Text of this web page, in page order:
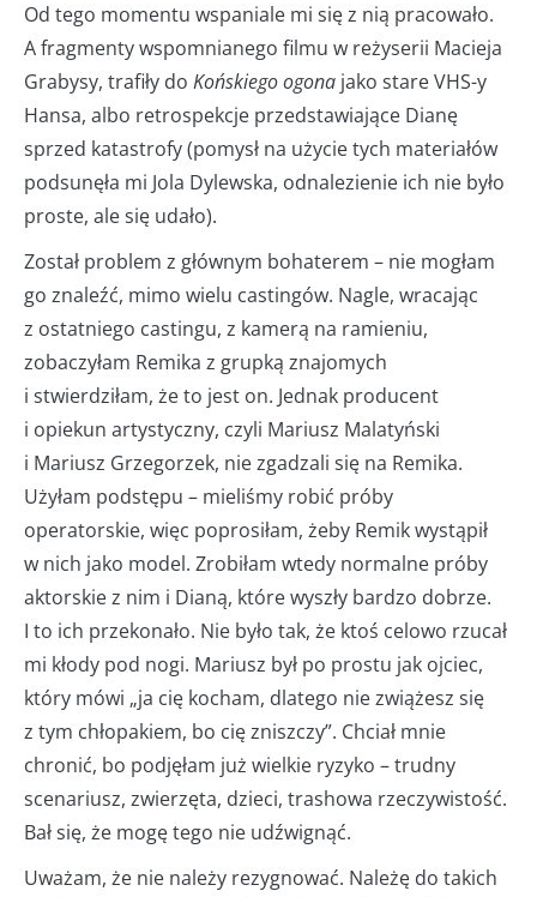
Od tego momentu wspaniale mi się z nią pracowało.
A fragmenty wspomnianego filmu w reżyserii Macieja
Grabysy, trafiły do Końskiego ogona jako stare VHS-y
Hansa, albo retrospekcje przedstawiające Dianę
sprzed katastrofy (pomysł na użycie tych materiałów
podsunęła mi Jola Dylewska, odnalezienie ich nie było
proste, ale się udało).
Został problem z głównym bohaterem – nie mogłam
go znaleźć, mimo wielu castingów. Nagle, wracając
z ostatniego castingu, z kamerą na ramieniu,
zobaczyłam Remika z grupką znajomych
i stwierdziłam, że to jest on. Jednak producent
i opiekun artystyczny, czyli Mariusz Malatyński
i Mariusz Grzegorzek, nie zgadzali się na Remika.
Użyłam podstępu – mieliśmy robić próby
operatorskie, więc poprosiłam, żeby Remik wystąpił
w nich jako model. Zrobiłam wtedy normalne próby
aktorskie z nim i Dianą, które wyszły bardzo dobrze.
I to ich przekonało. Nie było tak, że ktoś celowo rzucał
mi kłody pod nogi. Mariusz był po prostu jak ojciec,
który mówi „ja cię kocham, dlatego nie zwiążesz się
z tym chłopakiem, bo cię zniszczy”. Chciał mnie
chronić, bo podjęłam już wielkie ryzyko – trudny
scenariusz, zwierzęta, dzieci, trashowa rzeczywistość.
Bał się, że mogę tego nie udźwignąć.
Uważam, że nie należy rezygnować. Należę do takich